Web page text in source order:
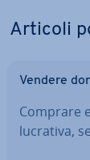
Articoli
Vendere
Comprare
lucrativa,